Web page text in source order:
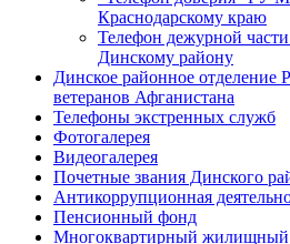
Краснодарскому краю
Телефон дежурной
Динскому району
Динское районное отделение
ветеранов Афганистана
Телефоны экстренных служб
Фотогалерея
Видеогалерея
Почетные звания Динского
Антикоррупционная
Пенсионный фонд
Многоквартирный